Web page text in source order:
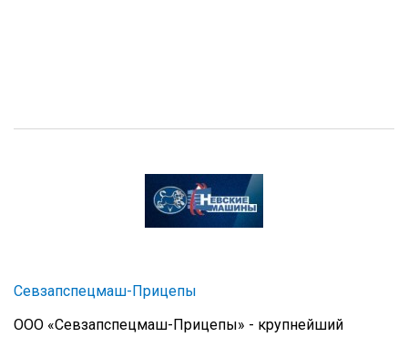
Севзапспецмаш-Прицепы
ООО «Севзапспецмаш-Прицепы» - крупнейший